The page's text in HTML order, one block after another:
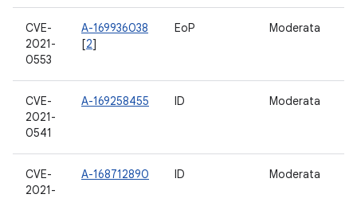
CVE-
2021-
0553
A-169936038
[2]
EoP Moderata
CVE-
2021-
0541
A-169258455 ID Moderata
CVE-
2021-
A-168712890 ID Moderata